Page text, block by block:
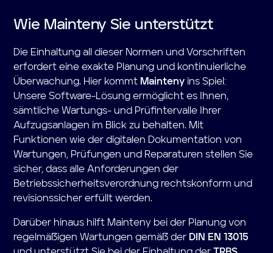
Wie Mainteny Sie unterstützt
Die Einhaltung all dieser Normen und Vorschriften
erfordert eine exakte Planung und kontinuierliche
Überwachung. Hier kommt Mainteny ins Spiel:
Unsere Software-Lösung ermöglicht es Ihnen,
sämtliche Wartungs- und Prüfintervalle Ihrer
Aufzugsanlagen im Blick zu behalten. Mit
Funktionen wie der digitalen Dokumentation von
Wartungen, Prüfungen und Reparaturen stellen Sie
sicher, dass alle Anforderungen der
Betriebssicherheitsverordnung rechtskonform und
revisionssicher erfüllt werden.
Darüber hinaus hilft Mainteny bei der Planung von
regelmäßigen Wartungen gemäß der DIN EN 13015